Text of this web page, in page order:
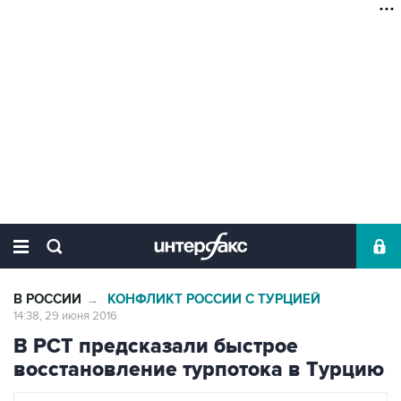
В РОССИИ → КОНФЛИКТ РОССИИ С ТУРЦИЕЙ
14:38, 29 июня 2016
В РСТ предсказали быстрое
восстановление турпотока в Турцию